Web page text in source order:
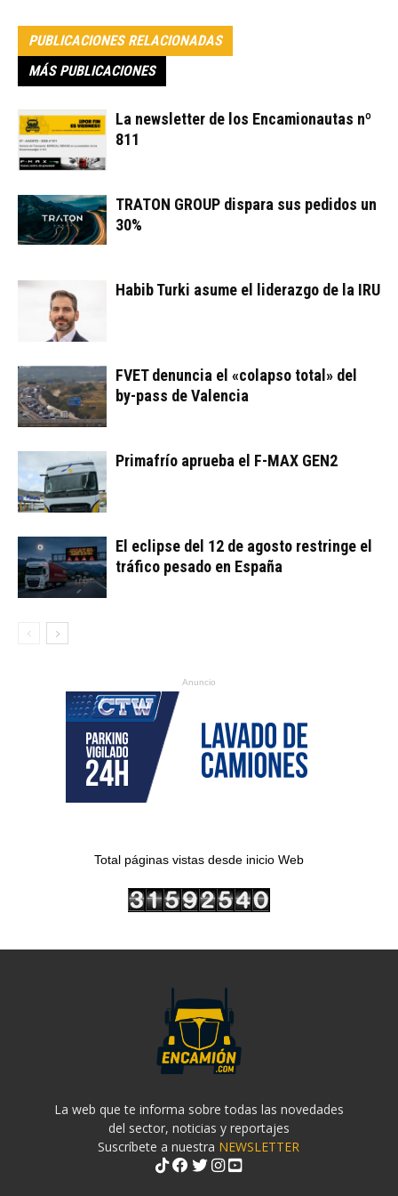
PUBLICACIONES RELACIONADAS
MÁS PUBLICACIONES
La newsletter de los Encamionautas nº
811
TRATON GROUP dispara sus pedidos un
30%
Habib Turki asume el liderazgo de la IRU
FVET denuncia el «colapso total» del
by-pass de Valencia
Primafrío aprueba el F-MAX GEN2
El eclipse del 12 de agosto restringe el
tráfico pesado en España
Anuncio
Total páginas vistas desde inicio Web
La web que te informa sobre todas las novedades
del sector, noticias y reportajes
Suscríbete a nuestra NEWSLETTER